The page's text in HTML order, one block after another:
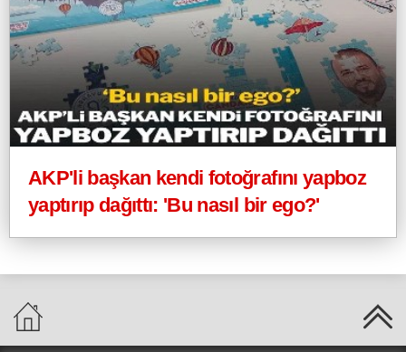
AKP'li başkan kendi fotoğrafını yapboz
yaptırıp dağıttı: 'Bu nasıl bir ego?'